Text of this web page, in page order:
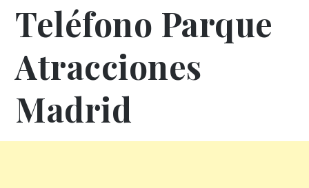
Teléfono Parque
Atracciones
Madrid